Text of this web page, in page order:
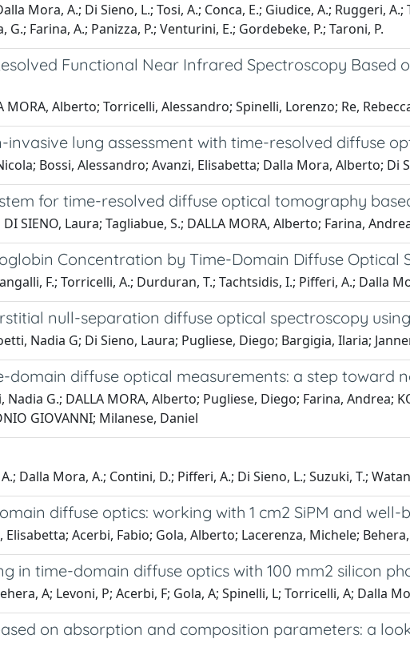
Mora, A.; Di Sieno, L.; Tosi, A.; Conca, E.; Giudice, A.; Ruggeri,
G.; Farina, A.; Panizza, P.; Venturini, E.; Gordebeke, P.; Taroni, P.
Functional Near Infrared Spectroscopy Based
MORA, Alberto; Torricelli, Alessandro; Spinelli, Lorenzo; Re,
lung assessment with time-resolved diffuse
Bossi, Alessandro; Avanzi, Elisabetta; Dalla Mora, Alberto;
for time-resolved diffuse optical tomography
SIENO, Laura; Tagliabue, S.; DALLA MORA, Alberto; Farina,
Concentration by Time-Domain Diffuse Optical
F.; Torricelli, A.; Durduran, T.; Tachtsidis, I.; Pifferi, A.; Dalla
null-separation diffuse optical spectroscopy
Nadia G; Di Sieno, Laura; Pugliese, Diego; Bargigia, Ilaria;
domain diffuse optical measurements: a step toward
G.; DALLA MORA, Alberto; Pugliese, Diego; Farina, Andrea;
GIOVANNI; Milanese, Daniel
Dalla Mora, A.; Contini, D.; Pifferi, A.; Di Sieno, L.; Suzuki, T.;
diffuse optics: working with 1 cm2 SiPM and
Elisabetta; Acerbi, Fabio; Gola, Alberto; Lacerenza, Michele;
in time-domain diffuse optics with 100 mm2 silicon
A; Levoni, P; Acerbi, F; Gola, A; Spinelli, L; Torricelli, A; Dalla
on absorption and composition parameters: a